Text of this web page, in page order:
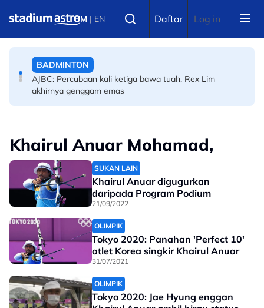
BM | EN Daftar Log in
Sukan Asia Aichi-Nagoya: Tempoh 40 hari paling kritikal
BADMINTON
AJBC: Percubaan kali ketiga bawa tuah, Rex Lim
akhirnya genggam emas
Khairul Anuar Mohamad,
SUKAN LAIN
Khairul Anuar digugurkan
daripada Program Podium
21/09/2022
OLIMPIK
Tokyo 2020: Panahan 'Perfect 10'
atlet Korea singkir Khairul Anuar
31/07/2021
OLIMPIK
Tokyo 2020: Jae Hyung enggan